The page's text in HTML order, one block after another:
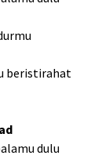
beristirahat
dulu